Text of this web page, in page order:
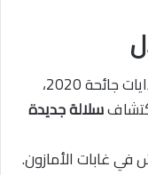
2020،
سلالة جديدة
في غابات الأمازون.